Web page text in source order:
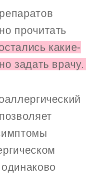
прочитать
какие-
задать врачу.